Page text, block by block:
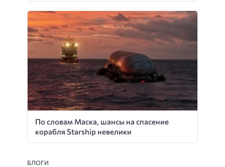
По словам Маска, шансы на спасение
корабля Starship невелики
БЛОГИ